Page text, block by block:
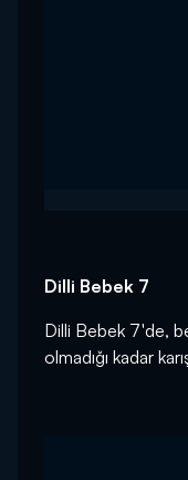
Dilli Bebek 7
Dilli Bebek 7'de,
olmadığı kadar